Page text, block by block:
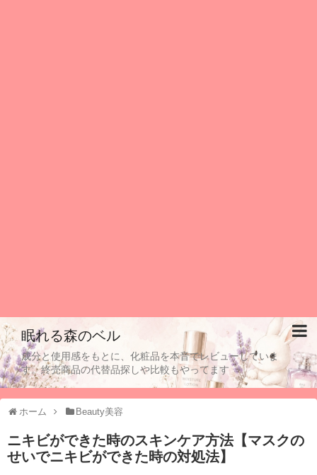
眠れる森のベル
成分と使用感をもとに、化粧品を本音でレビューしていま
す。終売商品の代替品探しや比較もやってます
ホーム Beauty美容
ニキビができた時のスキンケア方法【マスクの
せいでニキビができた時の対処法】